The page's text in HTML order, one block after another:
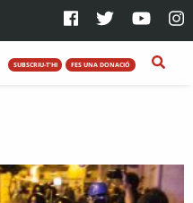
SUBSCRIU-T'HI FES UNA DONACIÓ